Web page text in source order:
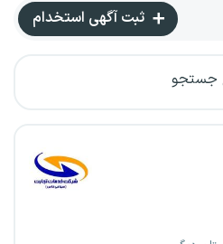
ثبت آگهی استخدام
جستجو